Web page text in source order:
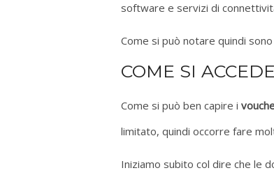
software e servizi di
Come si può notare quindi
COME SI
Come si può ben capire i
limitato, quindi occorre fare
Iniziamo subito col dire che le